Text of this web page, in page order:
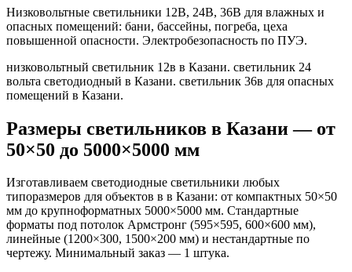
Низковольтные светильники 12В, 24В, 36В для влажных и
опасных помещений: бани, бассейны, погреба, цеха
повышенной опасности. Электробезопасность по ПУЭ.
низковольтный светильник 12в в Казани. светильник 24
вольта светодиодный в Казани. светильник 36в для опасных
помещений в Казани.
Размеры светильников в Казани— от
50×50 до 5000×5000 мм
Изготавливаем светодиодные светильники любых
типоразмеров для объектов в в Казани: от компактных 50×50
мм до крупноформатных 5000×5000 мм. Стандартные
форматы под потолок Армстронг (595×595, 600×600 мм),
линейные (1200×300, 1500×200 мм) и нестандартные по
чертежу. Минимальный заказ — 1 штука.